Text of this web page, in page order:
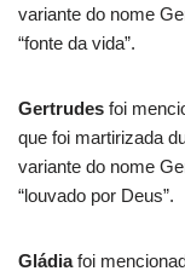
variante do nome
“fonte da vida”.
Gertrudes foi
que foi martirizada
variante do nome
“louvado por Deus”.
Gládiafoi